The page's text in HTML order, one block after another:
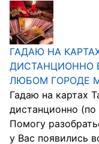
ГАДАЮ НА
ДИСТАНЦИОННО
ЛЮБОМ ГОРОДЕ
Гадаю на картах
дистанционно
Помогу
у Вас появились